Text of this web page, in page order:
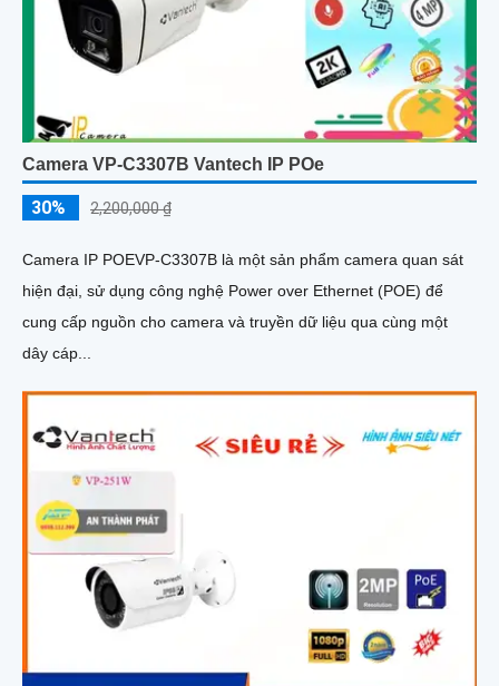
Camera VP-C3307B Vantech IP POe
30% 2,200,000 ₫
Camera IP POEVP-C3307B là một sản phẩm camera quan sát
hiện đại, sử dụng công nghệ Power over Ethernet (POE) để
cung cấp nguồn cho camera và truyền dữ liệu qua cùng một
dây cáp...